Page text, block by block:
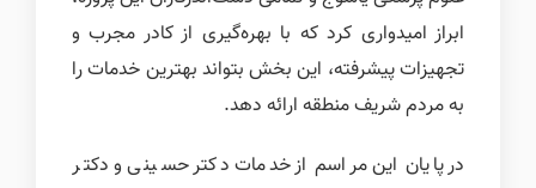
ابراز امیدواری کرد که با بهره‌گیری از کادر مجرب و
تجهیزات پیشرفته، این بخش بتواند بهترین خدمات را
به مردم شریف منطقه ارائه دهد.
در پایان این مراسم از خدمات دکتر حسینی و دکتر